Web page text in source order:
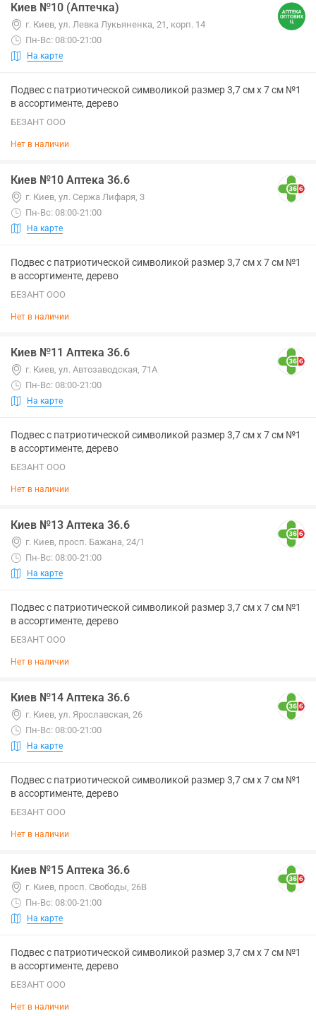
Киев №10 (Аптечка)
г. Киев, ул. Левка Лукьяненка, 21, корп. 14
Пн-Вс: 08:00-21:00
На карте
Подвес с патриотической символикой размер 3,7 см х 7 см №1
в ассортименте, дерево
БЕЗАНТ ООО
Нет в наличии
Киев №10 Аптека 36.6
г. Киев, ул. Сержа Лифаря, 3
Пн-Вс: 08:00-21:00
На карте
Подвес с патриотической символикой размер 3,7 см х 7 см №1
в ассортименте, дерево
БЕЗАНТ ООО
Нет в наличии
Киев №11 Аптека 36.6
г. Киев, ул. Автозаводская, 71А
Пн-Вс: 08:00-21:00
На карте
Подвес с патриотической символикой размер 3,7 см х 7 см №1
в ассортименте, дерево
БЕЗАНТ ООО
Нет в наличии
Киев №13 Аптека 36.6
г. Киев, просп. Бажана, 24/1
Пн-Вс: 08:00-21:00
На карте
Подвес с патриотической символикой размер 3,7 см х 7 см №1
в ассортименте, дерево
БЕЗАНТ ООО
Нет в наличии
Киев №14 Аптека 36.6
г. Киев, ул. Ярославская, 26
Пн-Вс: 08:00-21:00
На карте
Подвес с патриотической символикой размер 3,7 см х 7 см №1
в ассортименте, дерево
БЕЗАНТ ООО
Нет в наличии
Киев №15 Аптека 36.6
г. Киев, просп. Свободы, 26В
Пн-Вс: 08:00-21:00
На карте
Подвес с патриотической символикой размер 3,7 см х 7 см №1
в ассортименте, дерево
БЕЗАНТ ООО
Нет в наличии